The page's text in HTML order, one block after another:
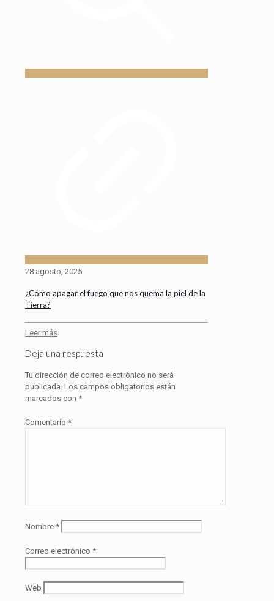
28 agosto, 2025
¿Cómo apagar el fuego que nos quema la piel de la
Tierra?
Leer más
Deja una respuesta
Tu dirección de correo electrónico no será
publicada. Los campos obligatorios están
marcados con *
Comentario *
Nombre *
Correo electrónico *
Web